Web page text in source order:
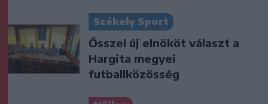
Székely Sport
Ősszel új elnököt választ a
Hargita megyei
futballközösség